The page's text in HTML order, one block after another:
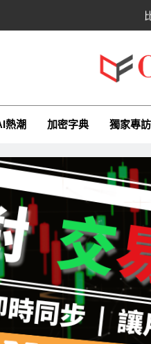
比
同探索有關AI（ChatGPT
熱潮 加密字典 獨家專訪